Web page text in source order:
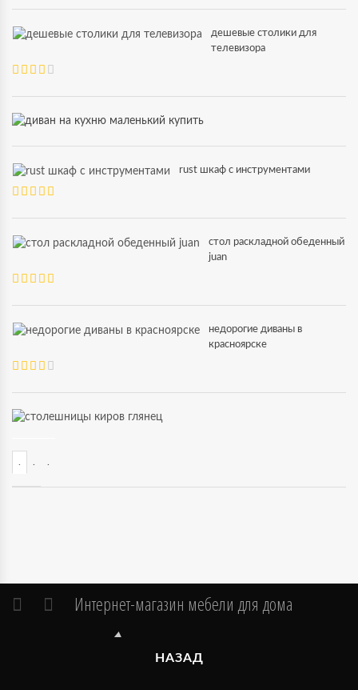
дешевые столики для
телевизора
rust шкаф с инструментами
стол раскладной обеденный
juan
недорогие диваны в
красноярске
Интернет-магазин мебели для дома
НАЗАД